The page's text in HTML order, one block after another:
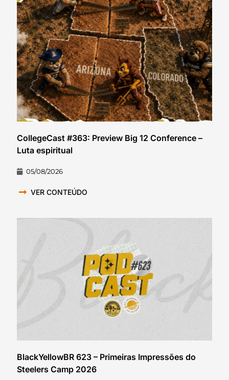
CollegeCast #363: Preview Big 12 Conference –
Luta espiritual
05/08/2026
VER CONTEÚDO
BlackYellowBR 623 – Primeiras Impressões do
Steelers Camp 2026